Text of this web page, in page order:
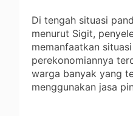
Di tengah situasi
menurut Sigit,
memanfaatkan
perekonomiannya
warga banyak yang
menggunakan jasa